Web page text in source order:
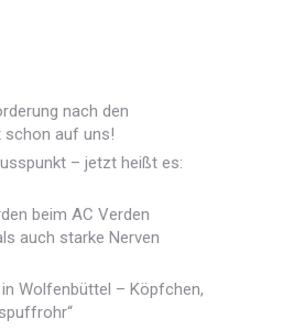
nach den
auf uns!
– jetzt heißt es:
beim AC Verden
auch starke Nerven
Wolfenbüttel – Köpfchen,